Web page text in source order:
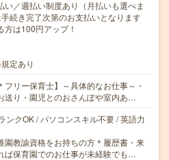
／週払い制度あり（月払いも選べま
続き完了次第のお支払いとなります
は100円アップ！
定あり
フリー保育士】～具体的なお仕事～・
送り・園児とのおさんぽや室内あ…
ンクOK / パソコンスキル不要 / 英語力
園教諭資格をお持ちの方＊履歴書・来
ば保育園でのお仕事が未経験でも…